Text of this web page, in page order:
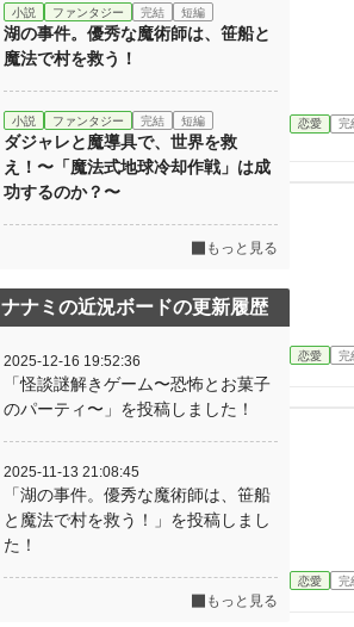
恋愛 完
恋愛 完
恋愛 完
小説 ファンタジー 完結 短編
湖の事件。優秀な魔術師は、笹船と
魔法で村を救う！
小説 ファンタジー 完結 短編
ダジャレと魔導具で、世界を救
え！〜「魔法式地球冷却作戦」は成
功するのか？〜
もっと見る
ナナミの近況ボードの更新履歴
2025-12-16 19:52:36
「怪談謎解きゲーム〜恐怖とお菓子
のパーティ〜」を投稿しました！
2025-11-13 21:08:45
「湖の事件。優秀な魔術師は、笹船
と魔法で村を救う！」を投稿しまし
た！
もっと見る